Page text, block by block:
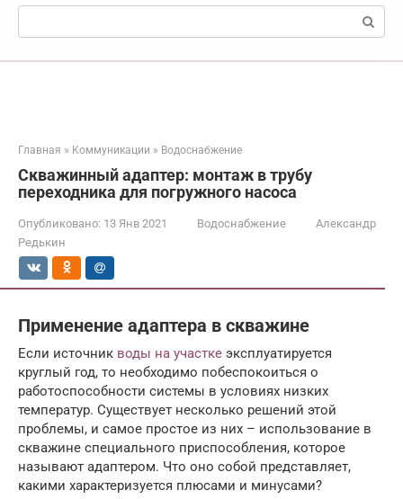
Поиск:
Главная » Коммуникации » Водоснабжение
Скважинный адаптер: монтаж в трубу
переходника для погружного насоса
Опубликовано: 13 Янв 2021 Водоснабжение
Александр
Редькин
Применение адаптера в скважине
Если источник воды на участке эксплуатируется
круглый год, то необходимо побеспокоиться о
работоспособности системы в условиях низких
температур. Существует несколько решений этой
проблемы, и самое простое из них – использование в
скважине специального приспособления, которое
называют адаптером. Что оно собой представляет,
какими характеризуется плюсами и минусами?